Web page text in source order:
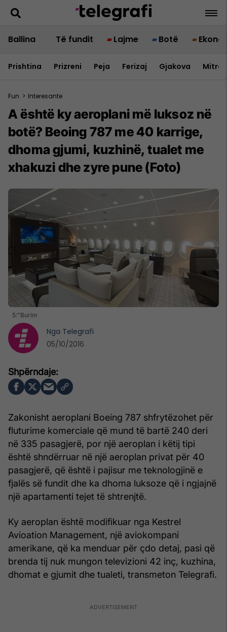
Ballina Të fundit Lajme Botë
Prishtina Prizreni Peja Ferizaj Gjakova
Fun > Interesante
A është ky aeroplani më luksoz në
botë? Beoing 787 me 40 karrige,
dhoma gjumi, kuzhinë, tualet me
xhakuzi dhe zyre pune (Foto)
5:"Burim
Zakonisht aeroplani Boeing 787 shfrytëzohet për
fluturime komerciale që mund të bartë 240 deri
në 335 pasagjerë, por një aeroplan i këtij tipi
është shndërruar në një aeroplan privat për 40
pasagjerë, që është i pajisur me teknologjinë e
fjalës së fundit dhe ka dhoma luksoze që i ngjajnë
një apartamenti tejet të shtrenjtë.
Ky aeroplan është modifikuar nga Kestrel
Avioation Management, një aviokompani
amerikane, që ka menduar për çdo detaj, pasi që
brenda tij nuk mungon televizioni 42 inç, kuzhina,
dhomat e gjumit dhe tualeti, transmeton Telegrafi.
Nga Telegrafi
05/10/2016